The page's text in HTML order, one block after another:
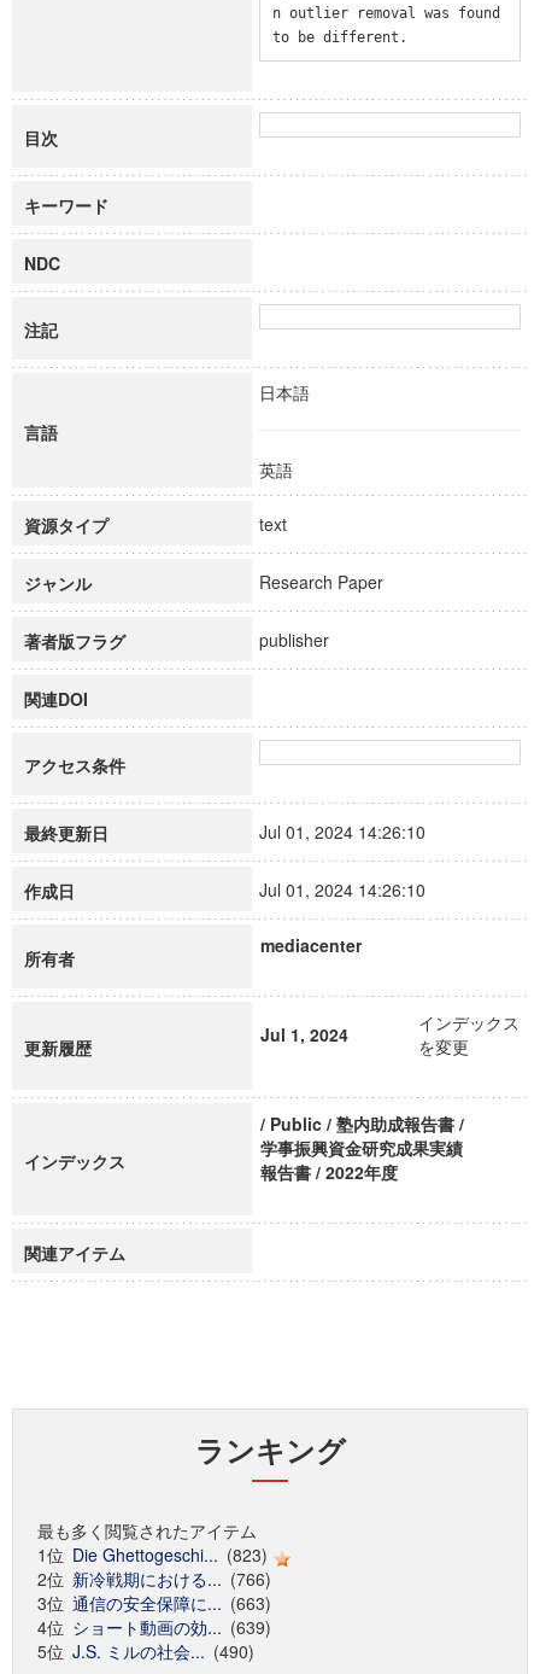
n outlier removal was found
to be different.
目次
キーワード
NDC
注記
言語
日本語
英語
資源タイプ text
ジャンル Research Paper
著者版フラグ publisher
関連DOI
アクセス条件
最終更新日 Jul 01, 2024 14:26:10
作成日 Jul 01, 2024 14:26:10
所有者
mediacenter
更新履歴
Jul 1, 2024
インデックス
を変更
インデックス
/ Public / 塾内助成報告書 /
学事振興資金研究成果実績
報告書 / 2022年度
関連アイテム
ランキング
最も多く閲覧されたアイテム
1位 Die Ghettogeschi... (823)
2位 新冷戦期における... (766)
3位 通信の安全保障に... (663)
4位 ショート動画の効... (639)
5位 J.S. ミルの社会... (490)